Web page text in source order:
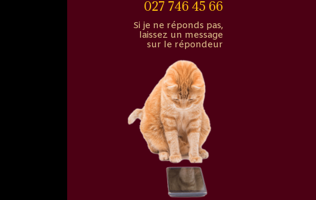
027 746 45 66
Si je ne réponds pas,
laissez un message
sur le répondeur